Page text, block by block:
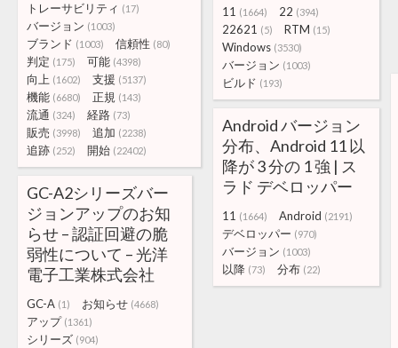
トレーサビリティ (17)
バージョン (1003)
ブランド (1003) 信頼性 (80)
判定 (175) 可能 (4398)
向上 (1602) 支援 (5137)
機能 (6680) 正規 (143)
流通 (324) 経路 (73)
販売 (3998) 追加 (2238)
追跡 (252) 開始 (22402)
11 (1664) 22 (394)
22621 (5) RTM (15)
Windows (3530)
バージョン (1003)
ビルド (193)
Android バージョン
分布、Android 11 以
降が 3 分の 1 強 | ス
ラド デベロッパー
11 (1664) Android (2191)
デベロッパー (970)
バージョン (1003)
以降 (73) 分布 (22)
GC-A2シリーズバー
ジョンアップのお知
らせ – 認証回避の脆
弱性について – 光洋
電子工業株式会社
GC-A (1) お知らせ (4668)
アップ (1361)
シリーズ (904)